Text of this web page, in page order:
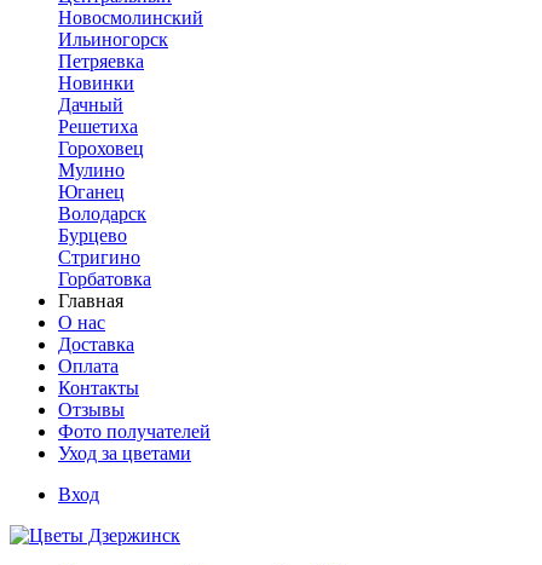
Новосмолинский
Ильиногорск
Петряевка
Новинки
Дачный
Решетиха
Гороховец
Мулино
Юганец
Володарск
Бурцево
Стригино
Горбатовка
Главная
О нас
Доставка
Оплата
Контакты
Отзывы
Фото получателей
Уход за цветами
Вход